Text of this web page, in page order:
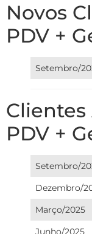
Novos
PDV +
Setembro/
Clientes
PDV +
Setembro/
Dezembro/
Março/2025
Junho/2025